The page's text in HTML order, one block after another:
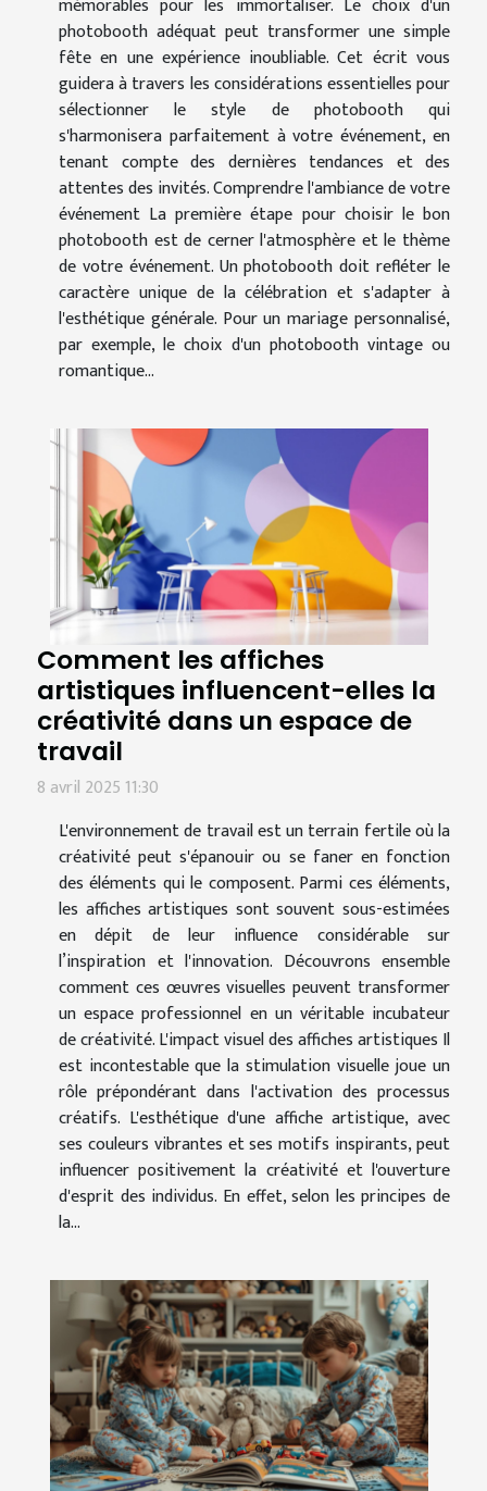
mémorables pour les immortaliser. Le choix d'un
photobooth adéquat peut transformer une simple
fête en une expérience inoubliable. Cet écrit vous
guidera à travers les considérations essentielles pour
sélectionner le style de photobooth qui
s'harmonisera parfaitement à votre événement, en
tenant compte des dernières tendances et des
attentes des invités. Comprendre l'ambiance de votre
événement La première étape pour choisir le bon
photobooth est de cerner l'atmosphère et le thème
de votre événement. Un photobooth doit refléter le
caractère unique de la célébration et s'adapter à
l'esthétique générale. Pour un mariage personnalisé,
par exemple, le choix d'un photobooth vintage ou
romantique...
Comment les affiches
artistiques influencent-elles la
créativité dans un espace de
travail
8 avril 2025 11:30
L'environnement de travail est un terrain fertile où la
créativité peut s'épanouir ou se faner en fonction
des éléments qui le composent. Parmi ces éléments,
les affiches artistiques sont souvent sous-estimées
en dépit de leur influence considérable sur
l’inspiration et l'innovation. Découvrons ensemble
comment ces œuvres visuelles peuvent transformer
un espace professionnel en un véritable incubateur
de créativité. L'impact visuel des affiches artistiques Il
est incontestable que la stimulation visuelle joue un
rôle prépondérant dans l'activation des processus
créatifs. L'esthétique d'une affiche artistique, avec
ses couleurs vibrantes et ses motifs inspirants, peut
influencer positivement la créativité et l'ouverture
d'esprit des individus. En effet, selon les principes de
la...